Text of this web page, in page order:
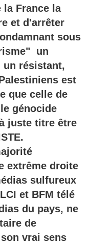
la France la
et d'arrêter
sous
un
un résistant,
est
que celle de
génocide
juste titre être
extrême droite
sulfureux
et BFM télé
du pays, ne
de
vrai sens